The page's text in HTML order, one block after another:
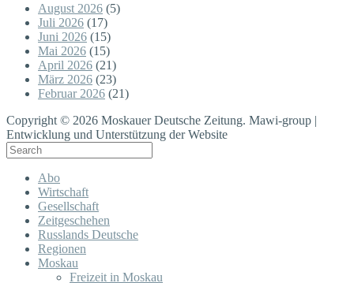
August 2026 (5)
Juli 2026 (17)
Juni 2026 (15)
Mai 2026 (15)
April 2026 (21)
März 2026 (23)
Februar 2026 (21)
Copyright © 2026 Moskauer Deutsche Zeitung. Mawi-group |
Entwicklung und Unterstützung der Website
Abo
Wirtschaft
Gesellschaft
Zeitgeschehen
Russlands Deutsche
Regionen
Moskau
Freizeit in Moskau